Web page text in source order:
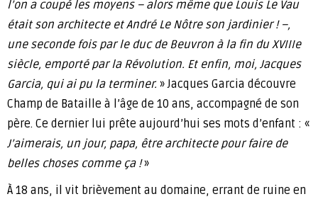
l’on a coupé les moyens – alors même que Louis Le Vau
était son architecte et André Le Nôtre son jardinier ! –,
une seconde fois par le duc de Beuvron à la fin du XVIIIe
siècle, emporté par la Révolution. Et enfin, moi, Jacques
Garcia, qui ai pu la terminer. » Jacques Garcia découvre
Champ de Bataille à l’âge de 10 ans, accompagné de son
père. Ce dernier lui prête aujourd’hui ses mots d’enfant : «
J’aimerais, un jour, papa, être architecte pour faire de
belles choses comme ça !»
À 18 ans, il vit brièvement au domaine, errant de ruine en